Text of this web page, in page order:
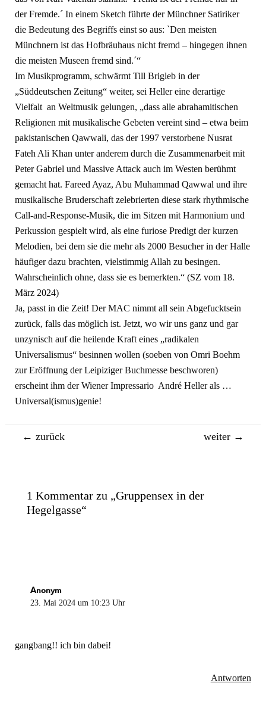
der Fremde.´ In einem Sketch führte der Münchner Satiriker
die Bedeutung des Begriffs einst so aus: `Den meisten
Münchnern ist das Hofbräuhaus nicht fremd – hingegen ihnen
die meisten Museen fremd sind.´“
Im Musikprogramm, schwärmt Till Brigleb in der
„Süddeutschen Zeitung“ weiter, sei Heller eine derartige
Vielfalt an Weltmusik gelungen, „dass alle abrahamitischen
Religionen mit musikalische Gebeten vereint sind – etwa beim
pakistanischen Qawwali, das der 1997 verstorbene Nusrat
Fateh Ali Khan unter anderem durch die Zusammenarbeit mit
Peter Gabriel und Massive Attack auch im Westen berühmt
gemacht hat. Fareed Ayaz, Abu Muhammad Qawwal und ihre
musikalische Bruderschaft zelebrierten diese stark rhythmische
Call-and-Response-Musik, die im Sitzen mit Harmonium und
Perkussion gespielt wird, als eine furiose Predigt der kurzen
Melodien, bei dem sie die mehr als 2000 Besucher in der Halle
häufiger dazu brachten, vielstimmig Allah zu besingen.
Wahrscheinlich ohne, dass sie es bemerkten.“ (SZ vom 18.
März 2024)
Ja, passt in die Zeit! Der MAC nimmt all sein Abgefucktsein
zurück, falls das möglich ist. Jetzt, wo wir uns ganz und gar
unzynisch auf die heilende Kraft eines „radikalen
Universalismus“ besinnen wollen (soeben von Omri Boehm
zur Eröffnung der Leipiziger Buchmesse beschworen)
erscheint ihm der Wiener Impressario André Heller als …
Universal(ismus)genie!
Beitragsnavigation
← zurück weiter →
1 Kommentar zu „Gruppensex in der
Hegelgasse“
Anonym
23. Mai 2024 um 10:23 Uhr
gangbang!! ich bin dabei!
Antworten